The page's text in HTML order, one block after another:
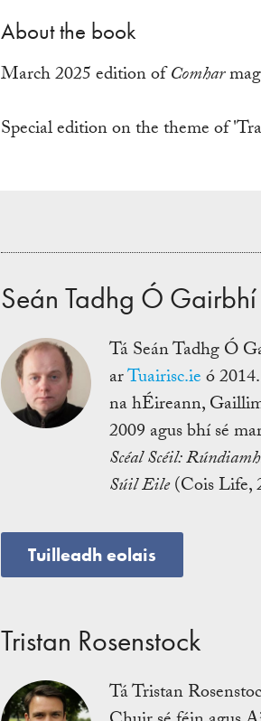
About the book
March 2025 edition ofComhar
Special edition on the theme of
Seán Tadhg Ó Gairbhí
Tá Seán Tadhg Ó
arTuairisc.ieó
na hÉireann,
2009 agus bhí sé
Scéal Scéil:
Súil Eile(Cois Life,
Tuilleadh eolais
Tristan Rosenstock
Tá Tristan